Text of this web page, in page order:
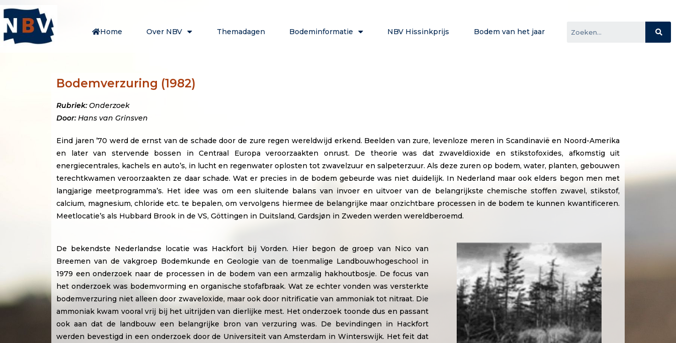
Home Over NBV Themadagen Bodeminformatie NBV Hissinkprijs Bodem van het jaar
Bodemverzuring (1982)
Rubriek:Onderzoek
Door:Hans van Grinsven
Eind jaren ’70 werd de ernst van de schade door de zure regen wereldwijd erkend. Beelden van zure, levenloze meren in Scandinavië en Noord-Amerika
en later van stervende bossen in Centraal Europa veroorzaakten onrust. De theorie was dat zwaveldioxide en stikstofoxides, afkomstig uit
energiecentrales, kachels en auto’s, in lucht en regenwater oplosten tot zwavelzuur en salpeterzuur. Als deze zuren op bodem, water, planten, gebouwen
terechtkwamen veroorzaakten ze daar schade. Wat er precies in de bodem gebeurde was niet duidelijk. In Nederland maar ook elders begon men met
langjarige meetprogramma’s. Het idee was om een sluitende balans van invoer en uitvoer van de belangrijkste chemische stoffen zwavel, stikstof,
calcium, magnesium, chloride etc. te bepalen, om vervolgens hiermee de belangrijke maar onzichtbare processen in de bodem te kunnen kwantificeren.
Meetlocatie’s als Hubbard Brook in de VS, Göttingen in Duitsland, Gardsjøn in Zweden werden wereldberoemd.
De bekendste Nederlandse locatie was Hackfort bij Vorden. Hier begon de groep van Nico van
Breemen van de vakgroep Bodemkunde en Geologie van de toenmalige Landbouwhogeschool in
1979 een onderzoek naar de processen in de bodem van een armzalig hakhoutbosje. De focus van
het onderzoek was bodemvorming en organische stofafbraak. Wat ze echter vonden was versterkte
bodemverzuring niet alleen door zwaveloxide, maar ook door nitrificatie van ammoniak tot nitraat. Die
ammoniak kwam vooral vrij bij het uitrijden van dierlijke mest. Het onderzoek toonde dus en passant
ook aan dat de landbouw een belangrijke bron van verzuring was. De bevindingen in Hackfort
werden bevestigd in een onderzoek door de Universiteit van Amsterdam in Winterswijk. Het feit dat